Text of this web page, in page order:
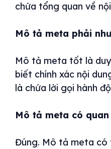
chứa tổng quan về
Mô tả meta phải
Mô tả meta tốt là
biết chính xác nội
là chứa lời gọi hành
Mô tả meta có
Đúng. Mô tả meta